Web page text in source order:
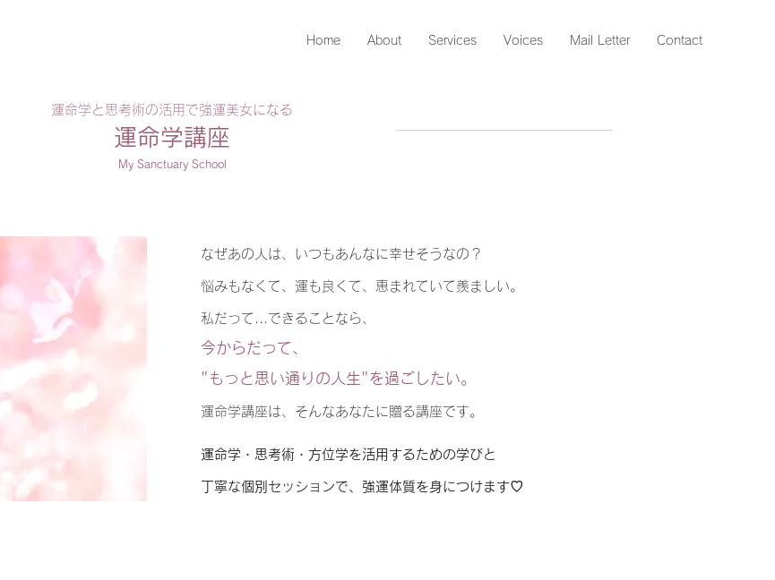
Home About Services Voices Mail Letter Contact
運命学と思考術の活用で強運美女になる
運命学講座
My Sanctuary School
なぜあの人は、いつもあんなに幸せそうなの？
悩みもなくて、運も良くて、恵まれていて羨ましい。
私だって...できることなら、
今からだって、
"もっと思い通りの人生"を過ごしたい。
運命学講座は、そんなあなたに贈る講座です。
運命学・思考術・方位学を活用するための学びと
丁寧な個別セッションで、強運体質を身につけます♡